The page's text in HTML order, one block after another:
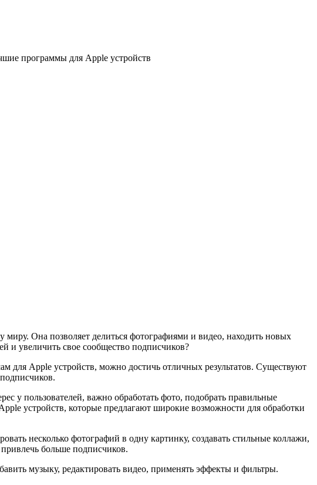
миру. Она позволяет делиться фотографиями и видео, находить новых
и увеличить свое сообщество подписчиков?
для Apple устройств, можно достичь отличных результатов. Существуют
у пользователей, важно обработать фото, подобрать правильные
устройств, которые предлагают широкие возможности для обработки
несколько фотографий в одну картинку, создавать стильные коллажи,
больше подписчиков.
музыку, редактировать видео, применять эффекты и фильтры.